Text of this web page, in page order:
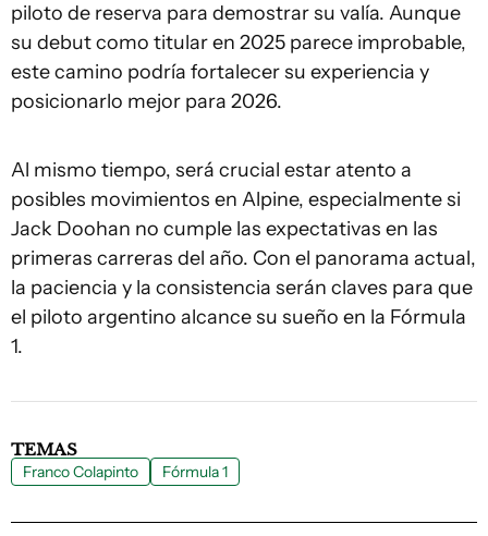
piloto de reserva para demostrar su valía. Aunque
su debut como titular en 2025 parece improbable,
este camino podría fortalecer su experiencia y
posicionarlo mejor para 2026.
Al mismo tiempo, será crucial estar atento a
posibles movimientos en Alpine, especialmente si
Jack Doohan no cumple las expectativas en las
primeras carreras del año. Con el panorama actual,
la paciencia y la consistencia serán claves para que
el piloto argentino alcance su sueño en la Fórmula
1.
TEMAS
Franco Colapinto Fórmula 1